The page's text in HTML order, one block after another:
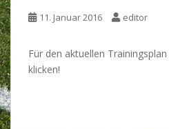
11. Januar 2016 editor
Für den aktuellen
klicken!